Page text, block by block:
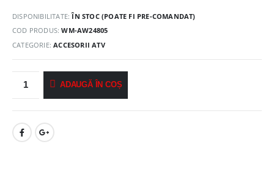
DISPONIBILITATE:ÎN STOC (POATE FI PRE-COMANDAT)
COD PRODUS:WM-AW24805
CATEGORIE:ACCESORII ATV
ADAUGĂ ÎN COȘ